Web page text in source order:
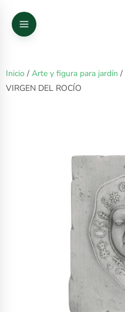
Inicio / Arte y figura para jardín /
VIRGEN DEL ROCÍO